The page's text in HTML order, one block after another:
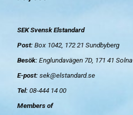
SEK Svensk Elstandard
Post:Box 1042, 172 21 Sundbyberg
Besök:Englundavägen 7D, 171 41 Solna
E-post:sek@elstandard.se
Tel:08-444 14 00
Members of